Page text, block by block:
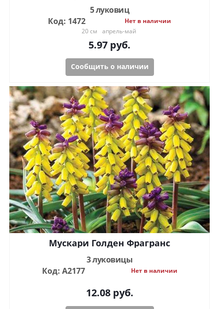
5 луковиц
Код: 1472
Нет в наличии
20 см
апрель-май
5.97 руб.
Сообщить о наличии
Мускари Голден Фрагранс
3 луковицы
Код: А2177
Нет в наличии
12.08руб.